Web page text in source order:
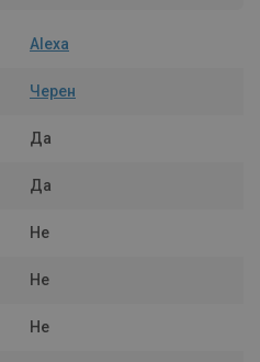
Alexa
Черен
Да
Да
Не
Не
Не